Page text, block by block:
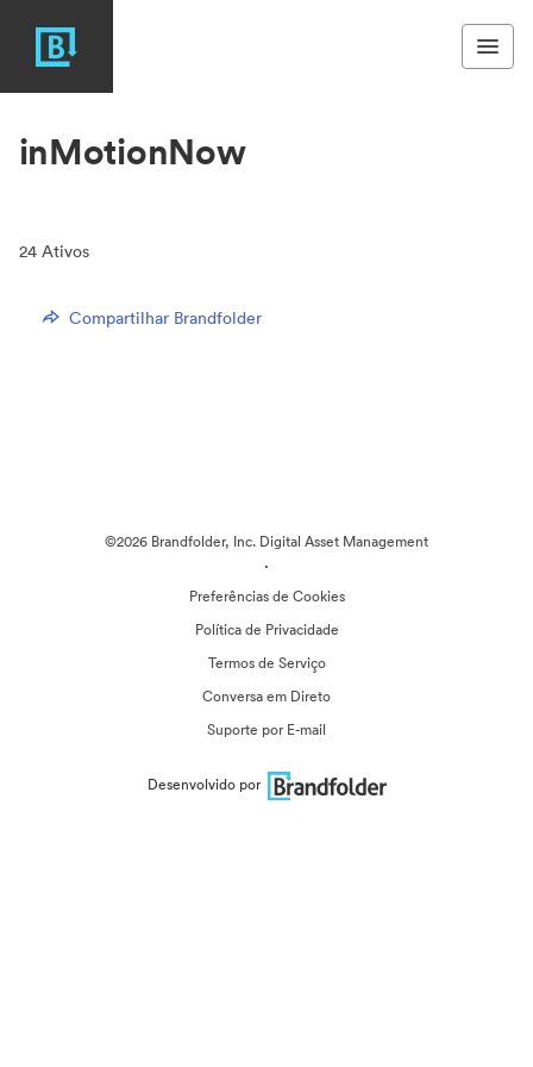
inMotionNow
24 Ativos
Compartilhar Brandfolder
©2026 Brandfolder, Inc. Digital Asset Management
·
Preferências de Cookies
Política de Privacidade
Termos de Serviço
Conversa em Direto
Suporte por E-mail
Desenvolvido por